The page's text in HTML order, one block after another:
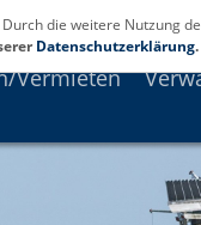
Vermieten
die weitere Nutzung
Datenschutzerklärung.